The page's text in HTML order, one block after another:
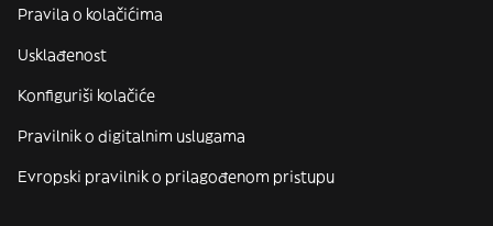
Pravila o kolačićima
Usklađenost
Konfiguriši kolačiće
Pravilnik o digitalnim uslugama
Evropski pravilnik o prilagođenom pristupu